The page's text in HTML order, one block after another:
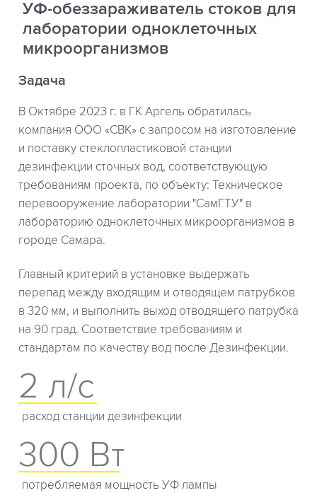
УФ-обеззараживатель стоков для
лаборатории одноклеточных
микроорганизмов
Задача
В Октябре 2023 г. в ГК Аргель обратилась
компания ООО «СВК» с запросом на изготовление
и поставку стеклопластиковой станции
дезинфекции сточных вод, соответствующую
требованиям проекта, по объекту: Техническое
перевооружение лаборатории "СамГТУ" в
лабораторию одноклеточных микроорганизмов в
городе Самара.
Главный критерий в установке выдержать
перепад между входящим и отводящем патрубков
в 320 мм, и выполнить выход отводящего патрубка
на 90 град. Соответствие требованиям и
стандартам по качеству вод после Дезинфекции.
2 л/с
расход станции дезинфекции
300 Вт
потребляемая мощность УФ лампы